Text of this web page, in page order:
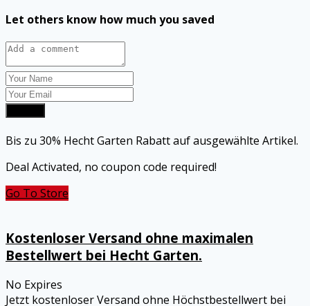
Let others know how much you saved
Bis zu 30% Hecht Garten Rabatt auf ausgewählte Artikel.
Deal Activated, no coupon code required!
Go To Store
Kostenloser Versand ohne maximalen
Bestellwert bei Hecht Garten.
No Expires
Jetzt kostenloser Versand ohne Höchstbestellwert bei